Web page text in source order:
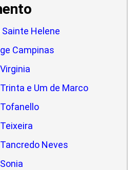
Helene
Campinas
e Um de Marco
Neves